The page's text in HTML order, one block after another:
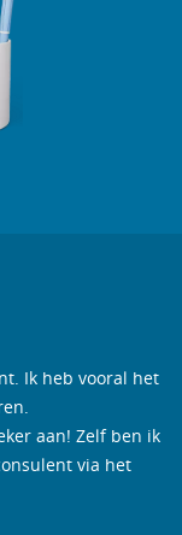
Ik heb vooral het
aan! Zelf ben ik
via het